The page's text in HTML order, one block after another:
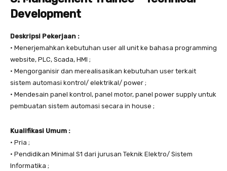
Development
Deskripsi Pekerjaan :
• Menerjemahkan kebutuhan user all unit ke bahasa programming
website, PLC, Scada, HMI ;
• Mengorganisir dan merealisasikan kebutuhan user terkait
sistem automasi kontrol/ elektrikal/ power ;
• Mendesain panel kontrol, panel motor, panel power supply untuk
pembuatan sistem automasi secara in house ;
Kualifikasi Umum :
• Pria ;
• Pendidikan Minimal S1 dari jurusan Teknik Elektro/ Sistem
Informatika ;